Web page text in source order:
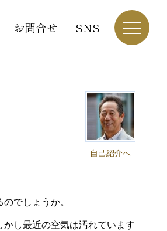
お問合せ SNS
自己紹介へ
でしょうか。
し最近の空気は汚れています